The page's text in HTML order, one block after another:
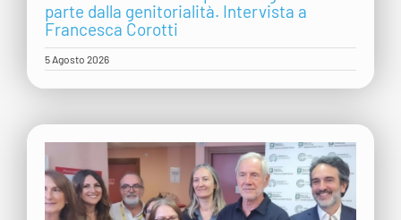
parte dalla genitorialità. Intervista a
Francesca Corotti
5 Agosto 2026